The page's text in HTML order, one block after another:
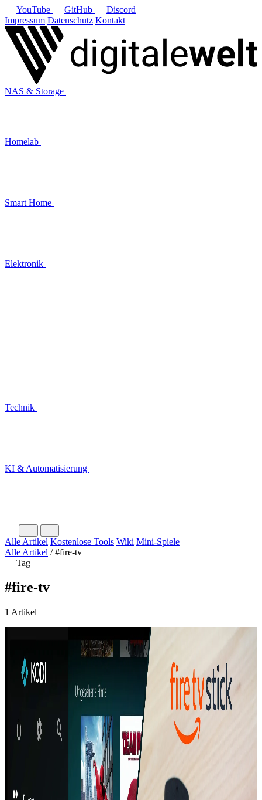
YouTube GitHub
Discord
Impressum Datenschutz Kontakt
NAS & Storage
Homelab
Smart Home
Elektronik
Technik
KI & Automatisierung
Alle Artikel Kostenlose Tools Wiki Mini-Spiele
Alle Artikel / #fire-tv
Tag
#fire-tv
1 Artikel